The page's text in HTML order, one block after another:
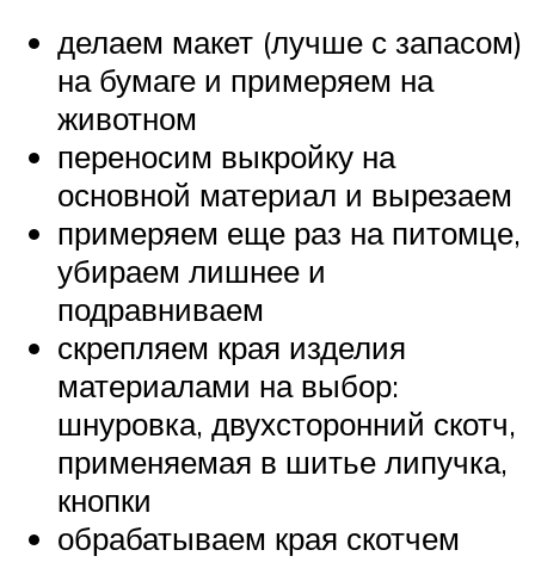
делаем макет (лучше с запасом)
на бумаге и примеряем на
животном
переносим выкройку на
основной материал и вырезаем
примеряем еще раз на питомце,
убираем лишнее и
подравниваем
скрепляем края изделия
материалами на выбор:
шнуровка, двухсторонний скотч,
применяемая в шитье липучка,
кнопки
обрабатываем края скотчем